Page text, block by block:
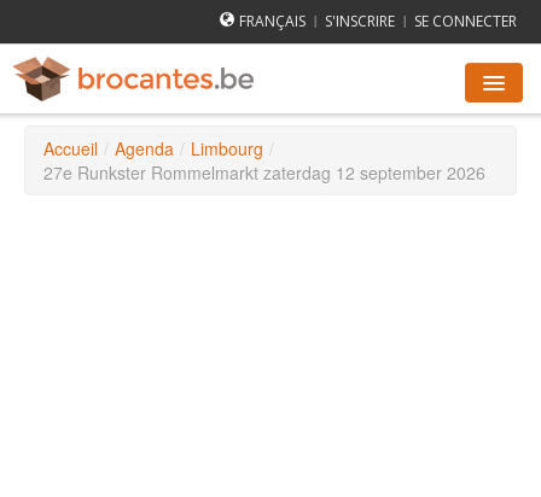
FRANÇAIS | S'INSCRIRE | SE CONNECTER
AGENDA DES BROCANTES
Accueil / Agenda / Limbourg /
27e Runkster Rommelmarkt zaterdag 12 september 2026